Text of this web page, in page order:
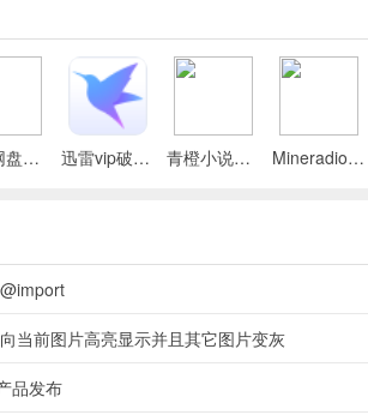
开启方法
击左下角齿轮图标按钮（设置按钮），进入
览框中会显示白色网格线，帮助你遵循三分构
换方法
夸克网盘官方正式版 迅雷vip破解版永久会员2024版 青橙小说App Mineradio手机版
当前图片高亮显示并且其它图片变灰
品发布